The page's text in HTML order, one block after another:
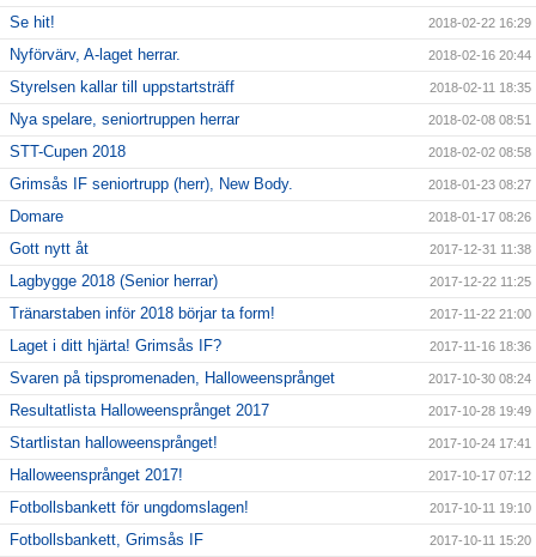
Se hit! 2018-02-22 16:29
Nyförvärv, A-laget herrar. 2018-02-16 20:44
Styrelsen kallar till uppstartsträff 2018-02-11 18:35
Nya spelare, seniortruppen herrar 2018-02-08 08:51
STT-Cupen 2018 2018-02-02 08:58
Grimsås IF seniortrupp (herr), New Body. 2018-01-23 08:27
Domare 2018-01-17 08:26
Gott nytt åt 2017-12-31 11:38
Lagbygge 2018 (Senior herrar) 2017-12-22 11:25
Tränarstaben inför 2018 börjar ta form! 2017-11-22 21:00
Laget i ditt hjärta! Grimsås IF? 2017-11-16 18:36
Svaren på tipspromenaden, Halloweensprånget 2017-10-30 08:24
Resultatlista Halloweensprånget 2017 2017-10-28 19:49
Startlistan halloweensprånget! 2017-10-24 17:41
Halloweensprånget 2017! 2017-10-17 07:12
Fotbollsbankett för ungdomslagen! 2017-10-11 19:10
Fotbollsbankett, Grimsås IF 2017-10-11 15:20